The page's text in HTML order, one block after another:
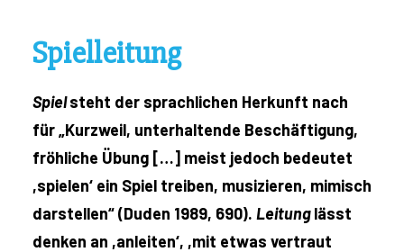
Spielleitung
Spielsteht der sprachlichen Herkunft nach
für „Kurzweil, unterhaltende Beschäftigung,
fröhliche Übung […] meist jedoch bedeutet
,spielen‘ ein Spiel treiben, musizieren, mimisch
darstellen“ (Duden 1989, 690). Leitunglässt
denken an ,anleiten‘, ,mit etwas vertraut